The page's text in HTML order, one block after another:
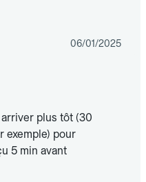
06/01/2025
plus tôt (30
exemple) pour
5 min avant